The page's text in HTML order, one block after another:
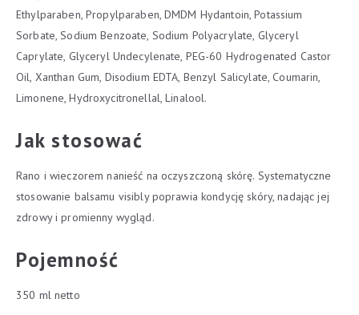
Ethylparaben, Propylparaben, DMDM Hydantoin, Potassium
Sorbate, Sodium Benzoate, Sodium Polyacrylate, Glyceryl
Caprylate, Glyceryl Undecylenate, PEG-60 Hydrogenated Castor
Oil, Xanthan Gum, Disodium EDTA, Benzyl Salicylate, Coumarin,
Limonene, Hydroxycitronellal, Linalool.
Jak stosować
Rano i wieczorem nanieść na oczyszczoną skórę. Systematyczne
stosowanie balsamu visibly poprawia kondycję skóry, nadając jej
zdrowy i promienny wygląd.
Pojemność
350 ml netto